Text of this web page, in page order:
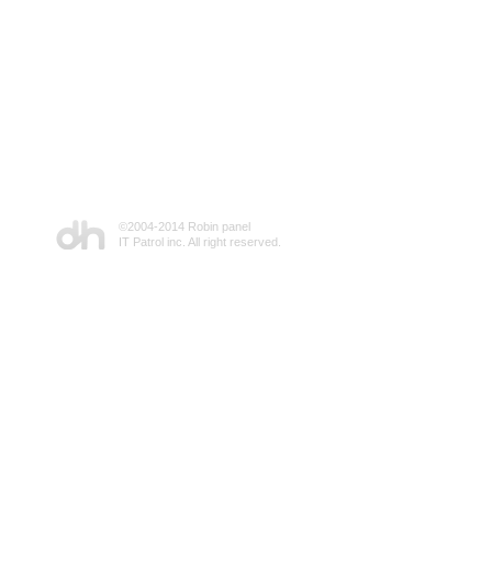
©2004-2014 Robin panel
IT Patrol inc. All right reserved.